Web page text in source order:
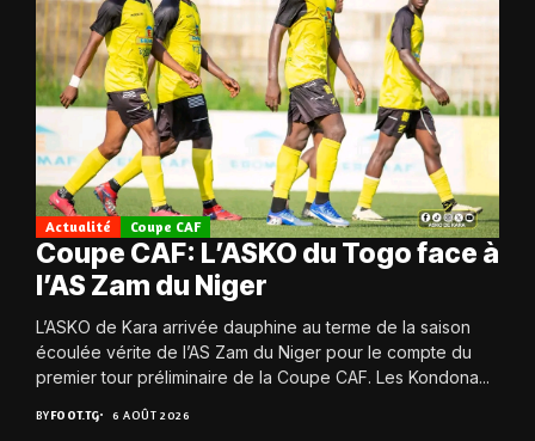
Actualité Coupe CAF
Coupe CAF: L’ASKO du Togo face à
l’AS Zam du Niger
L’ASKO de Kara arrivée dauphine au terme de la saison
écoulée vérite de l’AS Zam du Niger pour le compte du
premier tour préliminaire de la Coupe CAF. Les Kondona...
BYFOOT.TG 6 AOÛT 2026